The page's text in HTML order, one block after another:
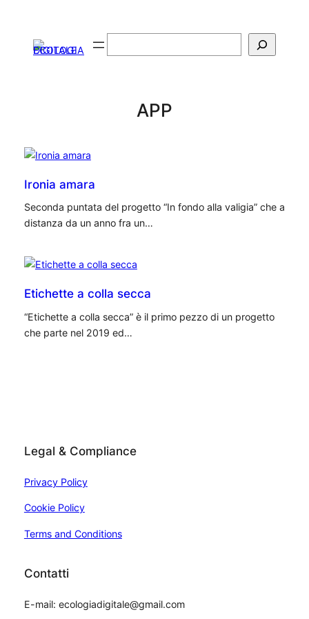
contenuto
APP
Ironia amara
Seconda puntata del progetto “In fondo alla valigia” che a
distanza da un anno fra un…
Etichette a colla secca
“Etichette a colla secca” è il primo pezzo di un progetto
che parte nel 2019 ed…
Legal & Compliance
Privacy Policy
Cookie Policy
Terms and Conditions
Contatti
E-mail: ecologiadigitale@gmail.com